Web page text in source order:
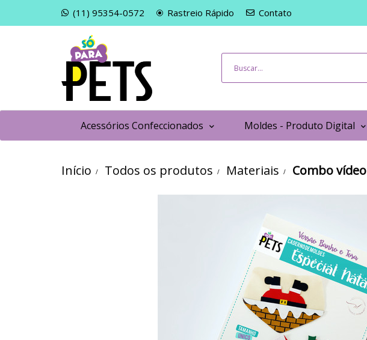
(11) 95354-0572 Rastreio Rápido Contato
Acessórios Confeccionados Moldes - Produto Digital
Início Todos os produtos Materiais Combo vídeo